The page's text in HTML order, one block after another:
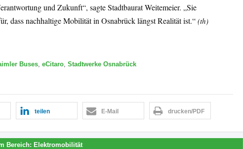
und Zukunft“, sagte Stadtbaurat Weitemeier. „Sie
dass nachhaltige Mobilität in Osnabrück längst Realität ist.“ (th)
Buses, eCitaro, Stadtwerke Osnabrück
teilen E-Mail drucken/PDF
Bereich: Elektromobilität